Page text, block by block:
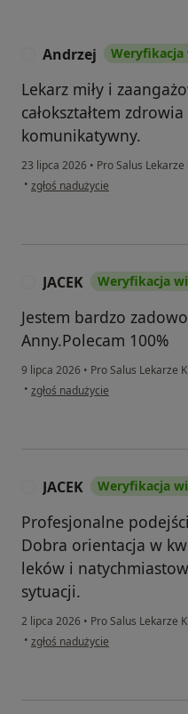
Andrzej Weryfikacja
Lekarz miły i
całokształtem
komunikatywny.
23 lipca 2026 • Pro Salus Lekarze
• w opinii użytkownika Andrzej
zgłoś nadużycie
JACEK Weryfikacja
Jestem bardzo
Anny.Polecam 100%
9 lipca 2026 • Pro Salus Lekarze
• w opinii użytkownika JACEK
zgłoś nadużycie
JACEK Weryfikacja
Profesjonalne
Dobra orientacja w
leków i
sytuacji.
2 lipca 2026 • Pro Salus Lekarze
• w opinii użytkownika JACEK
zgłoś nadużycie